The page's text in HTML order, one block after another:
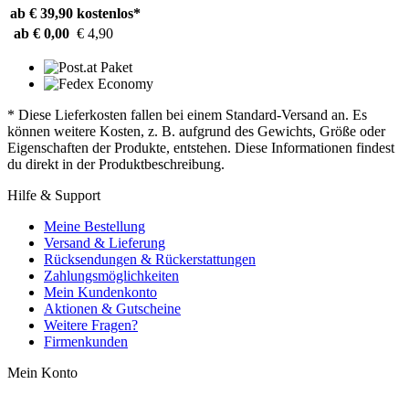
ab € 39,90 kostenlos*
ab € 0,00 € 4,90
* Diese Lieferkosten fallen bei einem Standard-Versand an. Es
können weitere Kosten, z. B. aufgrund des Gewichts, Größe oder
Eigenschaften der Produkte, entstehen. Diese Informationen findest
du direkt in der Produktbeschreibung.
Hilfe & Support
Meine Bestellung
Versand & Lieferung
Rücksendungen & Rückerstattungen
Zahlungsmöglichkeiten
Mein Kundenkonto
Aktionen & Gutscheine
Weitere Fragen?
Firmenkunden
Mein Konto